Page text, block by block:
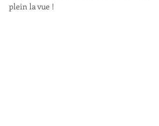
plein la vue !